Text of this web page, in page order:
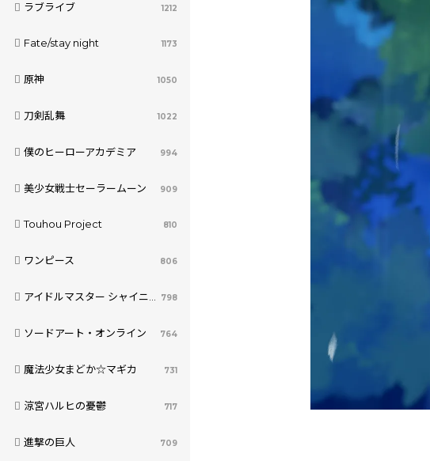
ラブライブ 1212
Fate/stay night 1173
原神 1050
刀剣乱舞 1022
僕のヒーローアカデミア 994
美少女戦士セーラームーン 909
Touhou Project 810
ワンピース 806
アイドルマスター シャイニーカラーズ 798
ソードアート・オンライン 764
魔法少女まどか☆マギカ 731
涼宮ハルヒの憂鬱 717
進撃の巨人 709